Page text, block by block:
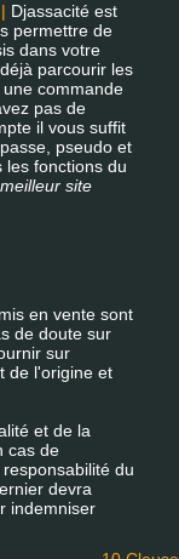
Djassacité est
permettre de
dans votre
parcourir les
commande
pas de
il vous suffit
pseudo et
les fonctions du
meilleur site
en vente sont
de doute sur
sur
de l'origine et
et de la
cas de
du
devra
indemniser